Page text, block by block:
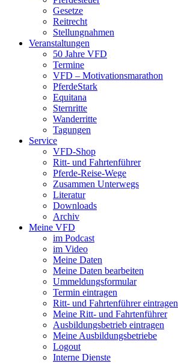
Gesetze
Reitrecht
Stellungnahmen
Veranstaltungen
50 Jahre VFD
Termine
VFD – Motivationsmarathon
PferdeStark
Equitana
Sternritte
Wanderritte
Tagungen
Service
VFD-Shop
Ritt- und Fahrtenführer
Pferde-Reise-Wege
Zusammen Unterwegs
Literatur
Downloads
Archiv
Meine VFD
im Podcast
im Video
Meine Daten
Meine Daten bearbeiten
Ummeldungsformular
Termin eintragen
Ritt- und Fahrtenführer eintragen
Meine Ritt- und Fahrtenführer
Ausbildungsbetrieb eintragen
Meine Ausbildungsbetriebe
Logout
Interne Dienste